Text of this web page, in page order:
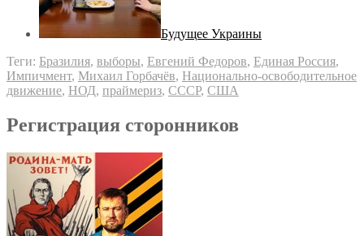
Будущее Украины
Теги: Бразилия, выборы, Евгений Федоров, Единая Россия,
Импичмент, Михаил Горбачёв, Национально-освободительное
движение, НОД, праймериз, СССР, США
Регистрация сторонников